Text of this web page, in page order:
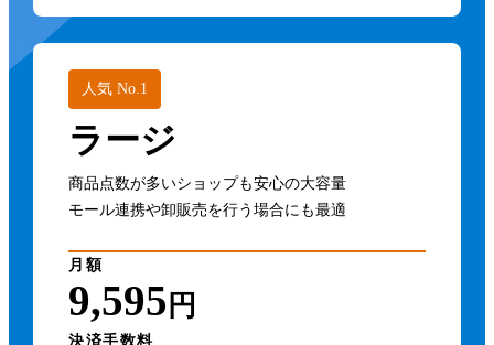
人気 No.1
ラージ
商品点数が多いショップも安心の大容量
モール連携や卸販売を行う場合にも最適
月額
9,595 円
決済手数料